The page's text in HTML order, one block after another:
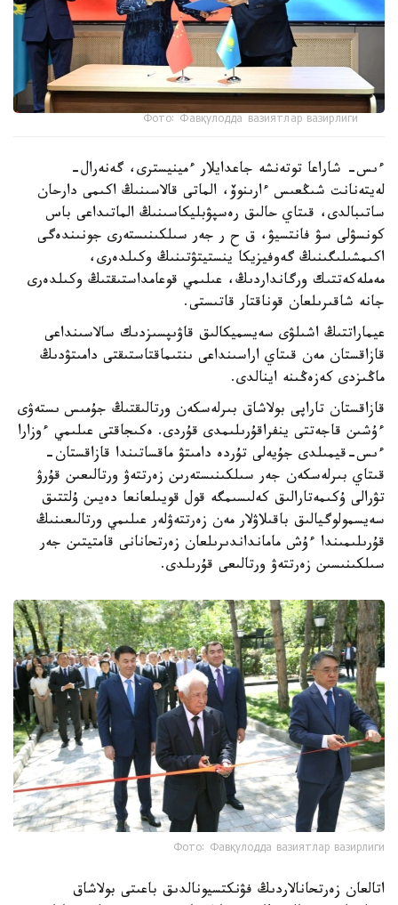
Фото: Фавқулодда вазиятлар вазирлиги
ءىس- شاراعا توتەنشە جاعدايلار ءمينيسترى، گەنەرال-
لەيتەنانت شىڭعىس ءارىنوۆ، الماتى قالاسىنىڭ اكىمى دارحان
ساتىبالدى، قىتاي حالىق رەسپۋبليكاسىنىڭ الماتىداعى باس
كونسۋلى سۋ فانتسيۋ، ق ح ر جەر سىلكىنىستەرى جونىندەگى
اكىمشىلىگىنىڭ گەوفيزيكا ينستيتۋتىنىڭ وكىلدەرى،
مەملەكەتتىك ورگانداردىڭ، عىلىمي قوعامداستىقتىڭ وكىلدەرى
جانە شاقىرىلعان قوناقتار قاتىستى.
عيماراتتىڭ اشىلۋى سەيسميكالىق قاۋىپسىزدىك سالاسىنداعى
قازاقستان مەن قىتاي اراسىنداعى ىنتىماقتاستىقتى دامىتۋدىڭ
ماڭىزدى كەزەڭىنە اينالدى.
قازاقستان تاراپى بولاشاق بىرلەسكەن ورتالىقتىڭ جۇمىس ىستەۋى
ءۇشىن قاجەتتى ينفراقۇرىلىمدى قۇردى. ەكىجاقتى عىلىمي ءوزارا
ءىس-قيمىلدى جۇيەلى تۇردە دامىتۋ ماقساتىندا قازاقستان-
قىتاي بىرلەسكەن جەر سىلكىنىستەرىن زەرتتەۋ ورتالىعىن قۇرۋ
تۋرالى ۇكىمەتارالىق كەلىسىمگە قول قويىلعانعا دەيىن ۇلتتىق
سەيسمولوگيالىق باقىلاۋلار مەن زەرتتەۋلەر عىلىمي ورتالىعىنىڭ
قۇرىلىمىندا ءۇش مامانداندىرىلعان زەرتحانانى قامتيتىن جەر
سىلكىنىسىن زەرتتەۋ ورتالىعى قۇرىلدى.
Фото: Фавқулодда вазиятлар вазирлиги
اتالعان زەرتحانالاردىڭ فۋنكتسيونالدىق باعىتى بولاشاق